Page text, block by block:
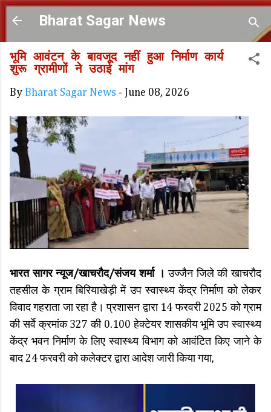
Skip to main content
Bharat Sagar News
भूमि आवंटन के बावजूद नहीं हुआ निर्माण कार्य
शुरू ग्रामीणों ने उठाई मांग
By Bharat Sagar News - June 08, 2026
भारत सागर न्यूज/खाचरौद/संजय शर्मा ।
उज्जैन जिले की खाचरौद
तहसील के ग्राम बिरियाखेड़ी में उप स्वास्थ्य केंद्र निर्माण को लेकर
विवाद गहराता जा रहा है। प्रशासन द्वारा 14 फरवरी 2025 को ग्राम
की सर्वे क्रमांक 327 की 0.100 हेक्टेयर शासकीय भूमि उप स्वास्थ्य
केंद्र भवन निर्माण के लिए स्वास्थ्य विभाग को आवंटित किए जाने के
बाद 24 फरवरी को कलेक्टर द्वारा आदेश जारी किया गया,